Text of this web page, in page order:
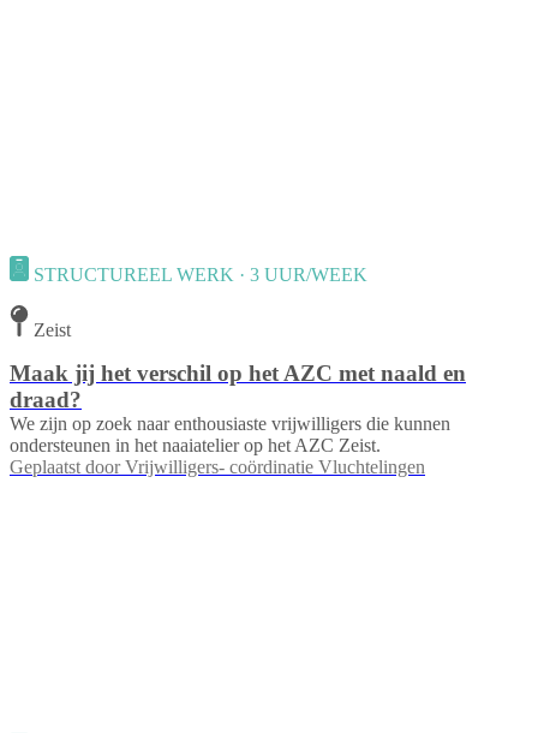
STRUCTUREEL WERK · 3 UUR/WEEK
Zeist
Maak jij het verschil op het AZC met naald en
draad?
We zijn op zoek naar enthousiaste vrijwilligers die kunnen
ondersteunen in het naaiatelier op het AZC Zeist.
Geplaatst door Vrijwilligers- coördinatie Vluchtelingen